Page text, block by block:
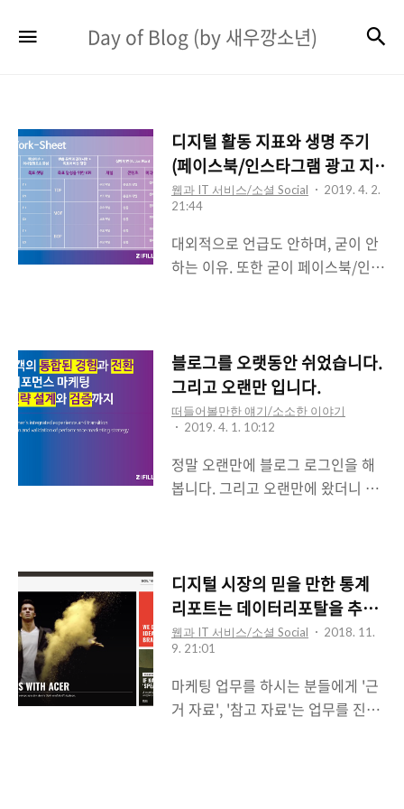
Day
of
새
우
깡
소
년)
Day of Blog (by 새우깡소년)
디지털 활동 지표와 생명 주기
(페이스북/인스타그램 광고 지
표의 변화)
웹과 IT 서비스/소셜 Social
2019. 4. 2.
21:44
대외적으로 언급도 안하며, 굳이 안
하는 이유. 또한 굳이 페이스북/인스
당 내용을 계속 이야기 하기엔 업데
이트 하고 나면 그 다음에 나오는 이
야기 가지고 정리하는 것이 매우 소
모적이라는 점이지요. 하지만, 이번
만은 대대적인 업데이트 인 만큼 그
동안 정리한 내용과 함께 '페이스북
과 인스타그램, 왜 광고 지표 상에 그
적으로 소규모 특강, 그리고 작년에
진행했던 '콘텐츠 마케팅 서밋' 현장
에서 200 여명 청중 앞에서 언급했
던 Relevance(고객 연관성)과
급이 한단계 업데이트 되는 순간이
찾아..
블로그를 오랫동안 쉬었습니다.
그리고 오랜만 입니다.
떠들어볼만한 얘기/소소한 이야기
2019. 4. 1. 10:12
정말 오랜만에 블로그 로그인을 해
봅니다. 그리고 오랜만에 왔더니 티
어서 주인이 오지 않았던 블로그에
도 평온이 찾아왔네요. 2019년 4월
이 시작되었습니다. 그리고 어느새
생일이 있는 생월이 찾아왔고요. 하
는 일이 없다고 하면 안 되겠지만,
2019년 1월부터 3월까지 무언가에
집중하면서 지내온 터라 1분기가 순
디지털 시장의 믿을 만한 통계
리포트는 데이터리포탈을 추천
합니다!
웹과 IT 서비스/소셜 Social
2018. 11.
9. 21:01
마케팅 업무를 하시는 분들에게 '근
거 자료', '참고 자료'는 업무를 진행